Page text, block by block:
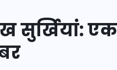
सुर्खियां: